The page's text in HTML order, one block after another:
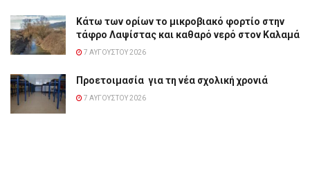
Κάτω των ορίων το μικροβιακό φορτίο στην
τάφρο Λαψίστας και καθαρό νερό στον Καλαμά
7 ΑΥΓΟΎΣΤΟΥ 2026
Προετοιμασία για τη νέα σχολική χρονιά
7 ΑΥΓΟΎΣΤΟΥ 2026